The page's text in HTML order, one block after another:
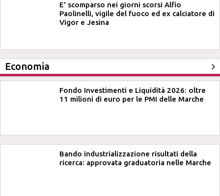
E' scomparso nei giorni scorsi Alfio
Paolinelli, vigile del fuoco ed ex calciatore di
Vigor e Jesina
Economia
Fondo Investimenti e Liquidità 2026: oltre
11 milioni di euro per le PMI delle Marche
Bando industrializzazione risultati della
ricerca: approvata graduatoria nelle Marche